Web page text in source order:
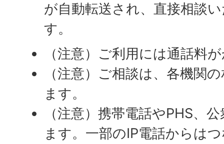
が自動転送され、直接相談
す。
（注意）ご利用には通話料
（注意）ご相談は、各機関
ます。
（注意）携帯電話やPHS、
ます。一部のIP電話からは